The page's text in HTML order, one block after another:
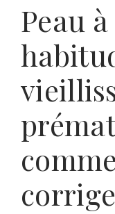
Peau